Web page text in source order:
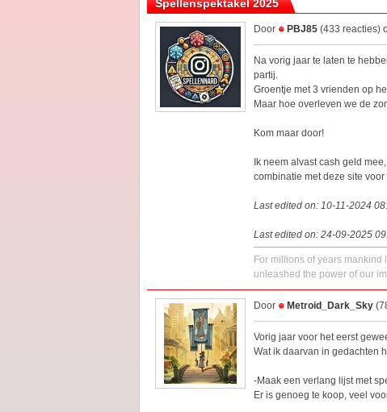
Spellenspektakel 2025
Door PBJ85 (433 reacties)
Na vorig jaar te laten te
partij.
Groentje met 3 vrienden op
Maar hoe overleven we de
Kom maar door!
Ik neem alvast cash geld
combinatie met deze site
Last edited on: 10-11-2024
Last edited on: 24-09-2025
For millions of years
unleashed the power of our
Door Metroid_Dark_Sky
Vorig jaar voor het eerst
Wat ik daarvan in gedachten
-Maak een verlang lijst met
Er is genoeg te koop, veel